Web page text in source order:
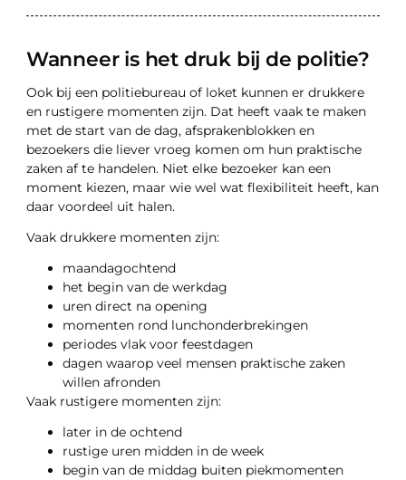
Wanneer is het druk bij de politie?
Ook bij een politiebureau of loket kunnen er drukkere
en rustigere momenten zijn. Dat heeft vaak te maken
met de start van de dag, afsprakenblokken en
bezoekers die liever vroeg komen om hun praktische
zaken af te handelen. Niet elke bezoeker kan een
moment kiezen, maar wie wel wat flexibiliteit heeft, kan
daar voordeel uit halen.
Vaak drukkere momenten zijn:
maandagochtend
het begin van de werkdag
uren direct na opening
momenten rond lunchonderbrekingen
periodes vlak voor feestdagen
dagen waarop veel mensen praktische zaken
willen afronden
Vaak rustigere momenten zijn:
later in de ochtend
rustige uren midden in de week
begin van de middag buiten piekmomenten